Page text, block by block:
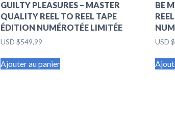
GUILTY PLEASURES – MASTER
QUALITY REEL TO REEL TAPE
ÉDITION NUMÉROTÉE LIMITÉE
USD $549,99
Ajouter au panier
BE
USD $